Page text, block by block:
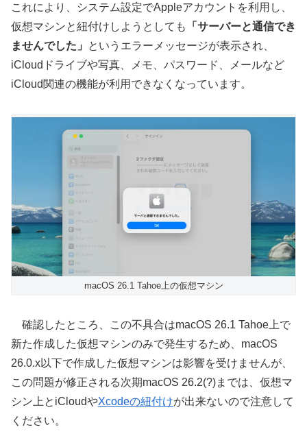
これにより、システム設定でAppleアカウントを利用し、
仮想マシンと紐付けしようとしても
「サーバーと通信でき
ませんでした」
というエラーメッセージが表示され、
iCloudドライブや写真、メモ、パスワード、メールなど
iCloud関連の機能が利用できなくなっています。
macOS 26.1 Tahoe上の仮想マシン
確認したところ、この不具合はmacOS 26.1 Tahoe上で
新た作成した仮想マシンのみで発生するため、macOS
26.0.x以下で作成した仮想マシンは影響を受けませんが、
この問題が修正される次期macOS 26.2(?)までは、仮想マ
シン上とiCloudやXcodeの紐付けが出来ないので注意して
ください。